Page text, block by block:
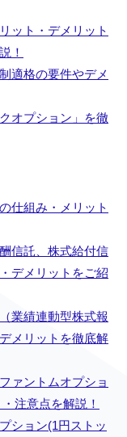
ット・デメリット
！
適格の要件やデメ
オプション」を徹
仕組み・メリット
信託、株式給付信
デメリットをご紹
業績連動型株式報
メリットを徹底解
ァントムオプショ
注意点を解説！
ション(1円ストッ